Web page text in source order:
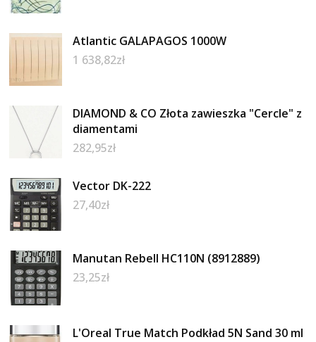
Atlantic GALAPAGOS 1000W
1 638,82zł
DIAMOND & CO Złota zawieszka "Cercle" z
diamentami
282,95zł
Vector DK-222
27,40zł
Manutan Rebell HC110N (8912889)
23,25zł
L'Oreal True Match Podkład 5N Sand 30 ml